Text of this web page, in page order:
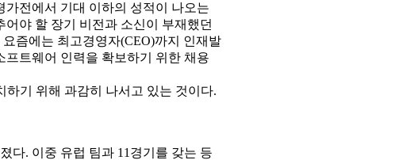
전에서 기대 이하의 성적이 나오는
야 할 장기 비전과 소신이 부재했던
즘에는 최고경영자(CEO)까지 인재발
트웨어 인력을 확보하기 위한 채용
하기 위해 과감히 나서고 있는 것이다.
다. 이중 유럽 팀과 11경기를 갖는 등